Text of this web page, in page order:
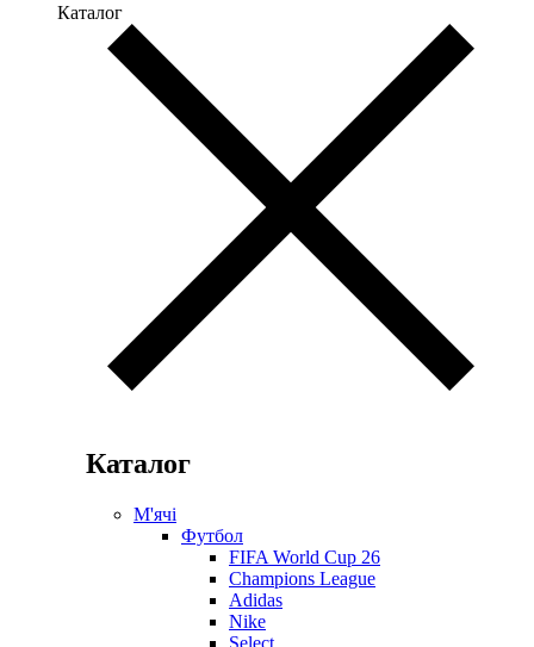
Каталог
Каталог
М'ячі
Футбол
FIFA World Cup 26
Champions League
Adidas
Nike
Select